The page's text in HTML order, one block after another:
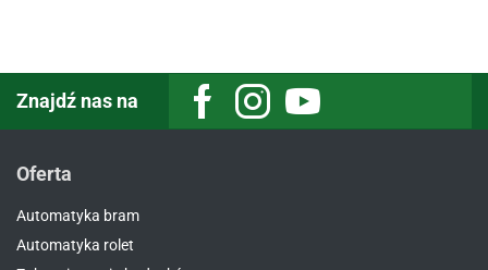
Znajdź nas na FacebookInstagramYoutube
Oferta
Automatyka bram
Automatyka rolet